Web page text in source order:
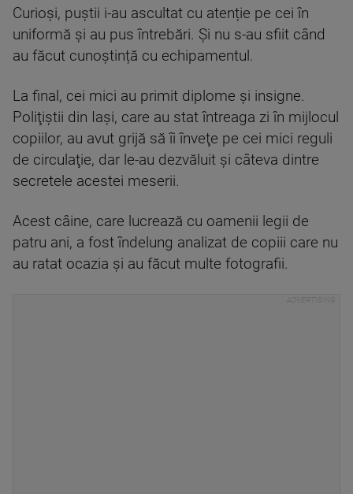
Curioși, puștii i-au ascultat cu atenție pe cei în
uniformă și au pus întrebări. Și nu s-au sfiit când
au făcut cunoștință cu echipamentul.
La final, cei mici au primit diplome și insigne.
Poliţiştii din Iaşi, care au stat întreaga zi în mijlocul
copiilor, au avut grijă să îi înveţe pe cei mici reguli
de circulaţie, dar le-au dezvăluit şi câteva dintre
secretele acestei meserii.
Acest câine, care lucrează cu oamenii legii de
patru ani, a fost îndelung analizat de copiii care nu
au ratat ocazia şi au făcut multe fotografii.